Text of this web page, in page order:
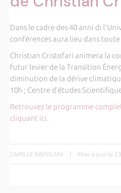
Dans le cadre des 40 anni di
conférences aura lieu dans toute
Christian Cristofari animera la
futur levier de la Transition
diminution de la dérive
10h ; Centre d’études
Retrouvez le programme
cliquant ici.
CAMILLE RAPOLANI | Mise à jour le